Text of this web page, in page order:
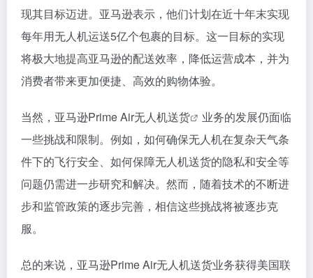
现其目标迈进。亚马逊表示，他们计划在近十年末实现
每年用无人机运送5亿个包裹的目标。这一目标的实现
将极大地提高亚马逊的配送效率，降低运营成本，并为
消费者带来更加便捷、高效的购物体验。
当然， 亚马逊Prime Air无人机送货
业务的发展仍面临
一些挑战和限制。例如，如何确保无人机在复杂天气条
件下的飞行安全、如何保障无人机送货的隐私和安全等
问题仍需进一步研究和解决。然而，随着技术的不断进
步和监管政策的逐步完善，相信这些挑战将被逐步克
服。
总的来说，亚马逊Prime Air无人机送货业务获得美国联